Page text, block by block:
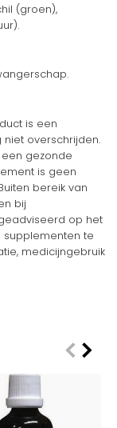
(groen),
is een
overschrijden.
gezonde
is geen
bereik van
bij
op het
supplementen te
medicijngebruik